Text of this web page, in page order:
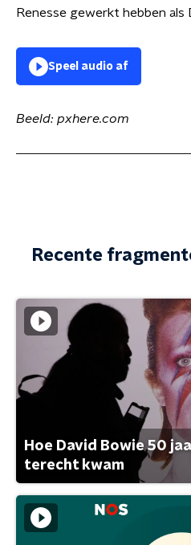
Renesse gewerkt hebben als
Speel audio af
Beeld: pxhere.com
Recente
Hoe David Bowie 50
terecht kwam